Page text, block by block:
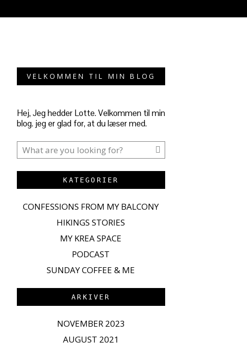
VELKOMMEN TIL MIN BLOG
Hej, Jeg hedder Lotte. Velkommen til min
blog. jeg er glad for, at du læser med.
KATEGORIER
CONFESSIONS FROM MY BALCONY
HIKINGS STORIES
MY KREA SPACE
PODCAST
SUNDAY COFFEE & ME
ARKIVER
NOVEMBER 2023
AUGUST 2021